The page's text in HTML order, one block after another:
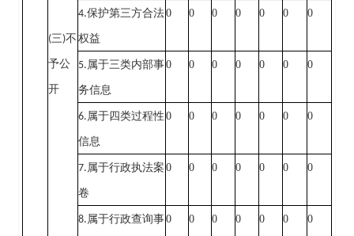
(三)不
予公
开
4.保护第三方合法
权益
0 0 0 0 0 0 0
5. 属于三类内部事
务信息
0 0 0 0 0 0 0
6. 属于四类过程性
信息
0 0 0 0 0 0 0
7. 属于行政执法案
卷
0 0 0 0 0 0 0
8. 属于行政查询事0 0 0 0 0 0 0